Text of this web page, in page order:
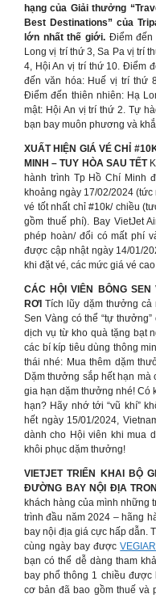
hạng của Giải thưởng
Best Destinations” của
lớn nhất thế giới.Điểm đến
Long vị trí thứ 3, Sa Pa vị trí
4, Hội An vị trí thứ 10. Điểm
đến văn hóa: Huế vị trí thứ
Điểm đến thiên nhiên: Hạ
mật: Hội An vị trí thứ 2. Tự
bạn bay muôn phương và
XUẤT HIỆN GIÁ VÉ CHỈ
MINH – TUY HÒA SAU TẾT
hành trình Tp Hồ Chí Minh
khoảng ngày 17/02/2024
vé tốt nhất chỉ #10k/ chiều
gồm thuế phí). Bay VietJet
phép hoàn/ đổi có mất phí
được cập nhật ngày 14/01/
khi đặt vé, các mức giá vé
CÁC HỘI VIÊN BÔNG
RƠITích lũy dặm thưởng cả
Sen Vàng có thể “tự
dịch vụ từ kho quà tặng bạt
các bí kíp tiêu dùng thông
thái nhé: Mua thêm dặm
Dặm thưởng sắp hết hạn mà
gia hạn dặm thưởng nhé! Có
hạn? Hãy nhớ tới “vũ khí”
hết ngày 15/01/2024,
dành cho Hội viên khi mua
khôi phục dặm thưởng!
VIETJET TRIỂN KHAI BỘ
ĐƯỜNG BAY NỘI ĐỊA
khách hàng của mình những
trình đầu năm 2024 – hãng
bay nội địa giá cực hấp dẫn.
cùng ngày bay được
bạn có thể dễ dàng tham
bay phổ thông 1 chiều được
cơ bản đã bao gồm thuế và